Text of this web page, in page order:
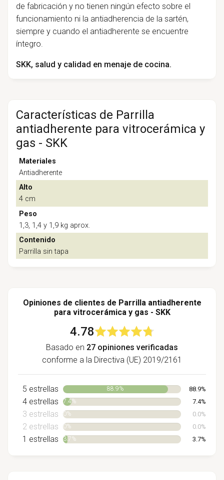
de fabricación y no tienen ningún efecto sobre el
funcionamiento ni la antiadherencia de la sartén,
siempre y cuando el antiadherente se encuentre
íntegro.
SKK, salud y calidad en menaje de cocina.
Características de Parrilla
antiadherente para vitrocerámica y
gas - SKK
Materiales
Antiadherente
Alto
4 cm
Peso
1,3, 1,4 y 1,9 kg aprox.
Contenido
Parrilla sin tapa
Opiniones de clientes de Parrilla antiadherente
para vitrocerámica y gas - SKK
4.78
Basado en 27 opiniones verificadas
conforme a la Directiva (UE) 2019/2161
5 estrellas 88.9% 88.9%
4 estrellas 7.4% 7.4%
3 estrellas 0% 0.0%
2 estrellas 0% 0.0%
1 estrellas 3.7% 3.7%